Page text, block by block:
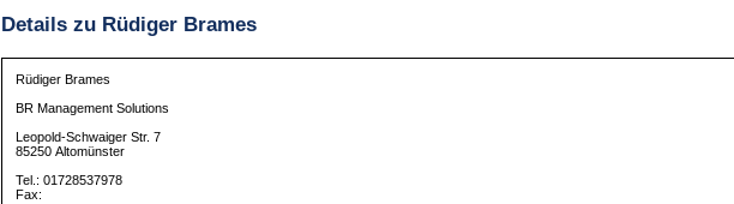
Details zu Rüdiger Brames
Rüdiger Brames
BR Management Solutions
Leopold-Schwaiger Str. 7
85250 Altomünster
Tel.: 01728537978
Fax: